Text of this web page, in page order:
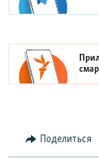
Поделиться